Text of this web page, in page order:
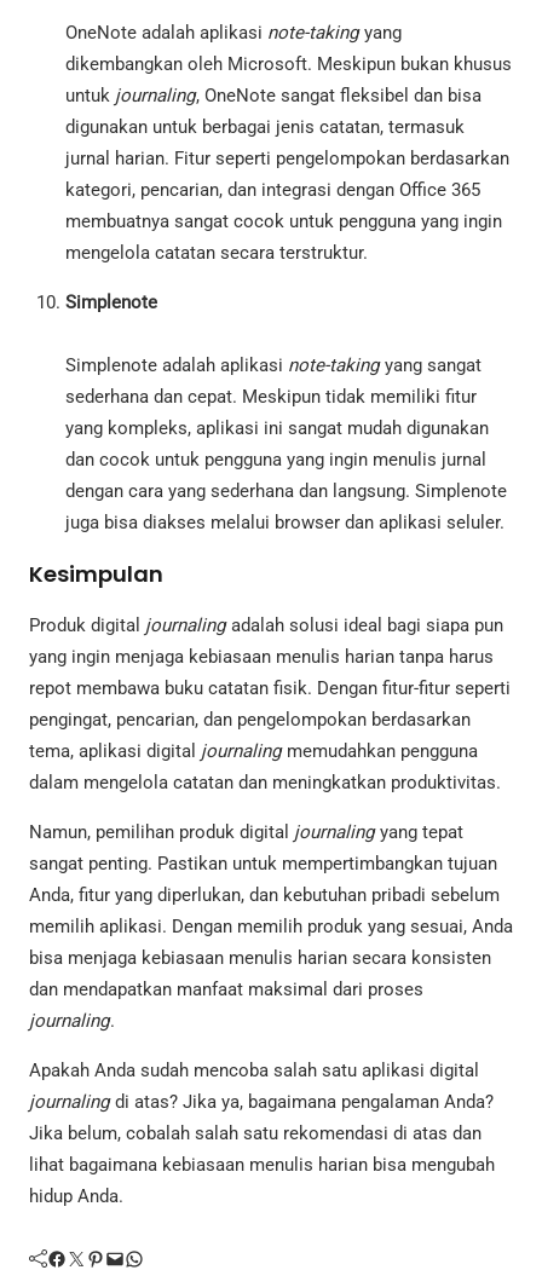
OneNote adalah aplikasi note-takingyang
dikembangkan oleh Microsoft. Meskipun bukan khusus
untuk journaling, OneNote sangat fleksibel dan bisa
digunakan untuk berbagai jenis catatan, termasuk
jurnal harian. Fitur seperti pengelompokan berdasarkan
kategori, pencarian, dan integrasi dengan Office 365
membuatnya sangat cocok untuk pengguna yang ingin
mengelola catatan secara terstruktur.
Simplenote
Simplenote adalah aplikasi note-takingyang sangat
sederhana dan cepat. Meskipun tidak memiliki fitur
yang kompleks, aplikasi ini sangat mudah digunakan
dan cocok untuk pengguna yang ingin menulis jurnal
dengan cara yang sederhana dan langsung. Simplenote
juga bisa diakses melalui browser dan aplikasi seluler.
Kesimpulan
Produk digital journalingadalah solusi ideal bagi siapa pun
yang ingin menjaga kebiasaan menulis harian tanpa harus
repot membawa buku catatan fisik. Dengan fitur-fitur seperti
pengingat, pencarian, dan pengelompokan berdasarkan
tema, aplikasi digital journalingmemudahkan pengguna
dalam mengelola catatan dan meningkatkan produktivitas.
Namun, pemilihan produk digital journalingyang tepat
sangat penting. Pastikan untuk mempertimbangkan tujuan
Anda, fitur yang diperlukan, dan kebutuhan pribadi sebelum
memilih aplikasi. Dengan memilih produk yang sesuai, Anda
bisa menjaga kebiasaan menulis harian secara konsisten
dan mendapatkan manfaat maksimal dari proses
journaling.
Apakah Anda sudah mencoba salah satu aplikasi digital
journalingdi atas? Jika ya, bagaimana pengalaman Anda?
Jika belum, cobalah salah satu rekomendasi di atas dan
lihat bagaimana kebiasaan menulis harian bisa mengubah
hidup Anda.
Facebook Twitter Pinterest Mail WhatsApp